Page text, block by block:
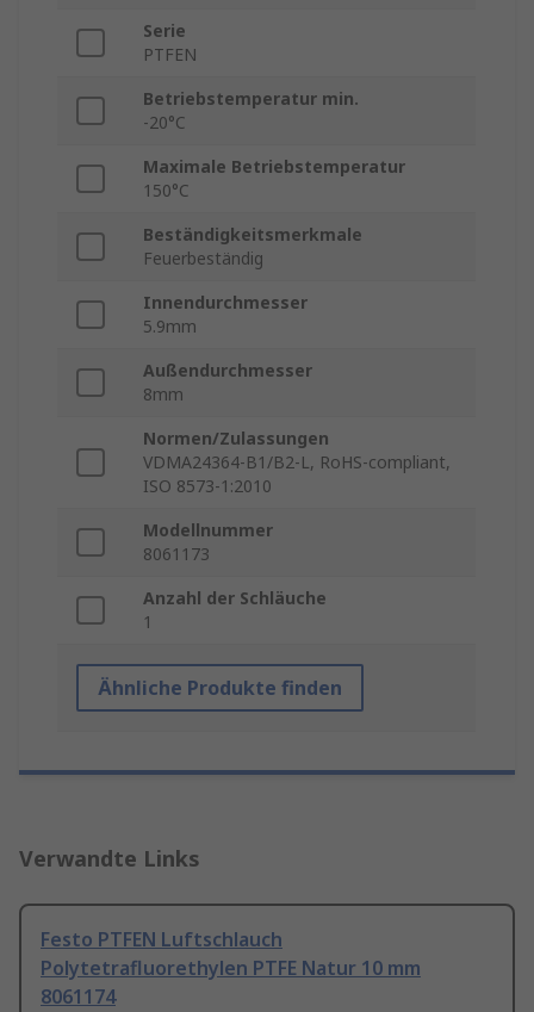
Serie
PTFEN
Betriebstemperatur min.
-20°C
Maximale Betriebstemperatur
150°C
Beständigkeitsmerkmale
Feuerbeständig
Innendurchmesser
5.9mm
Außendurchmesser
8mm
Normen/Zulassungen
VDMA24364-B1/B2-L, RoHS-compliant,
ISO 8573-1:2010
Modellnummer
8061173
Anzahl der Schläuche
1
Ähnliche Produkte finden
Verwandte Links
Festo PTFEN Luftschlauch
Polytetrafluorethylen PTFE Natur 10 mm
8061174